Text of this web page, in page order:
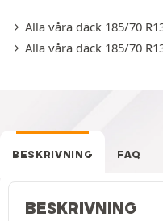
Alla våra däck 185/70
Alla våra däck 185/70
BESKRIVNING FAQ
BESKRIVNING